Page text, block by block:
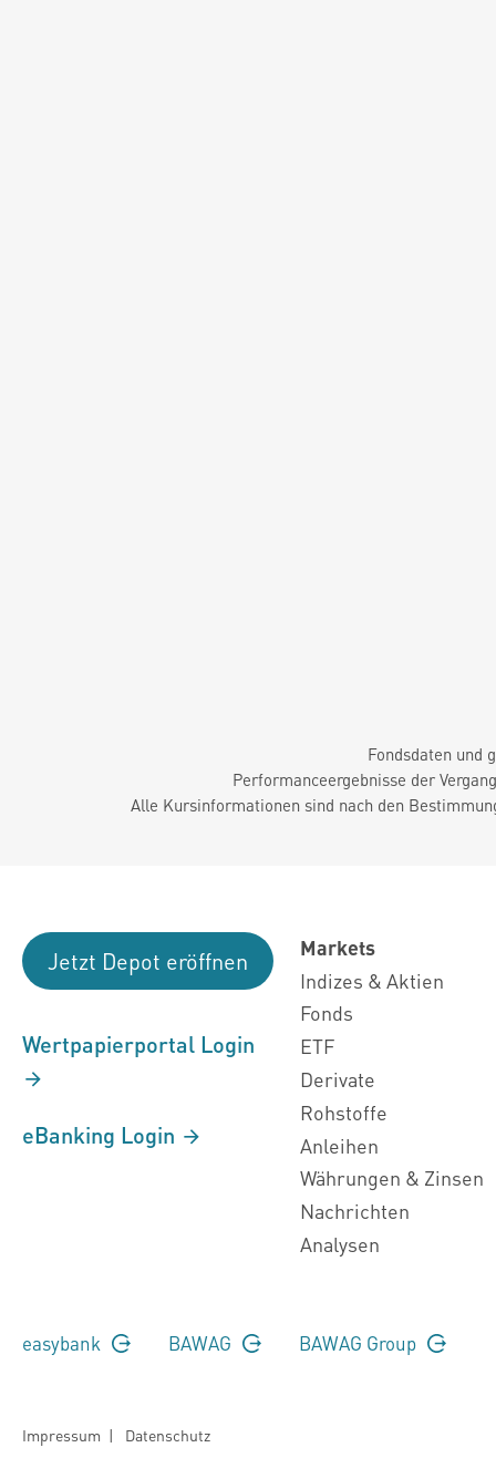
Fondsdaten und
Performanceergebnisse der
Alle Kursinformationen sind nach den
Jetzt Depot eröffnen
Wertpapierportal Login
eBanking Login
Markets
Indizes & Aktien
Fonds
ETF
Derivate
Rohstoffe
Anleihen
Währungen & Zinsen
Nachrichten
Analysen
easybank BAWAG BAWAG Group
Impressum | Datenschutz